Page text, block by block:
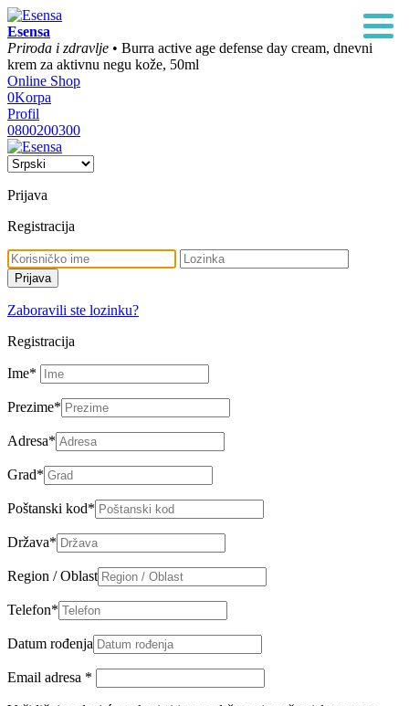
Esensa
Priroda i zdravlje • Burra active age defense day cream, dnevni
krem za aktivnu negu kože, 50ml
Online Shop
0Korpa
Profil
0800200300
Prijava
Registracija
Zaboravili ste lozinku?
Registracija
Ime*
Prezime*
Adresa*
Grad*
Poštanski kod*
Država*
Region / Oblast
Telefon*
Datum rođenja
Email adresa *